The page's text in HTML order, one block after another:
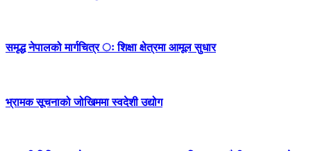
समृद्ध नेपालको मार्गचित्र ः शिक्षा क्षेत्रमा आमूल सुधार
भ्रामक सूचनाको जोखिममा स्वदेशी उद्योग